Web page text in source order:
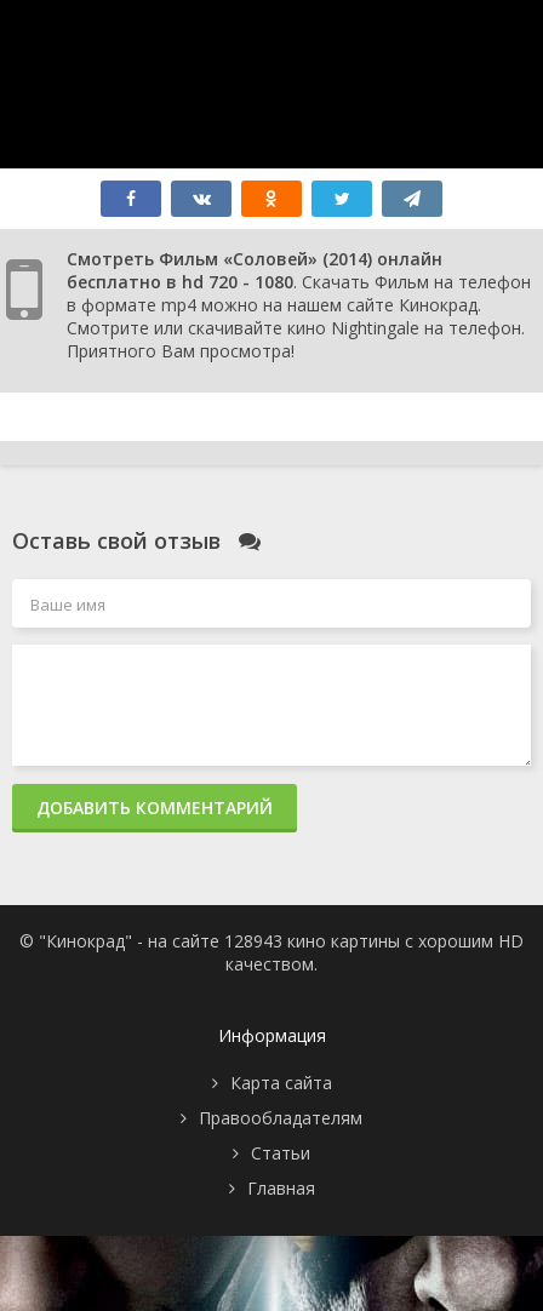
Смотреть Фильм «Соловей» (2014) онлайн
бесплатно в hd 720 - 1080. Скачать Фильм на телефон
в формате mp4 можно на нашем сайте Кинокрад.
Смотрите или скачивайте кино Nightingale на телефон.
Приятного Вам просмотра!
Оставь свой отзыв
ДОБАВИТЬ КОММЕНТАРИЙ
© "Кинокрад" - на сайте 128943 кино картины с хорошим HD
качеством.
Информация
Карта сайта
Правообладателям
Статьи
Главная